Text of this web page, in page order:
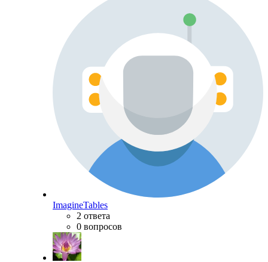
ImagineTables
2 ответа
0 вопросов